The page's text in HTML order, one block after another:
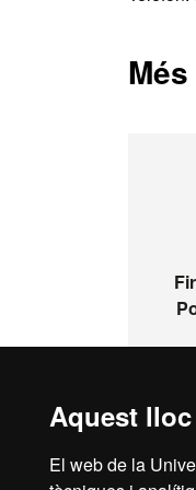
Aquest
El web de la